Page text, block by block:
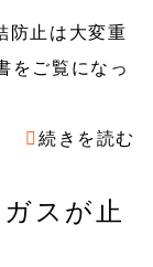
防止は大変重
をご覧になっ
続きを読む
スが止